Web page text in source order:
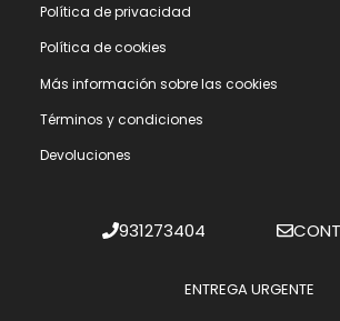
Polí­tica de privacidad
Polí­tica de cookies
Más información sobre las cookies
Términos y condiciones
Devoluciones
931273404
ENTREGA URGENTE